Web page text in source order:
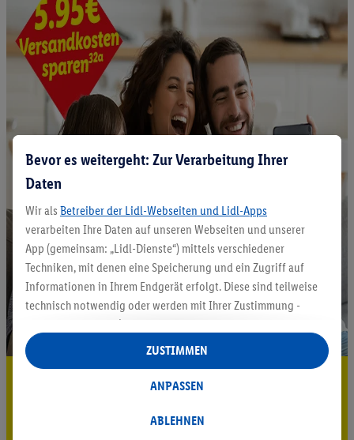
5.95 € Versand sparen³²ᵃ
Bevor es weitergeht: Zur Verarbeitung Ihrer
Daten
Wir als Betreiber der Lidl-Webseiten und Lidl-Apps
verarbeiten Ihre Daten auf unseren Webseiten und unserer
App (gemeinsam: „Lidl-Dienste“) mittels verschiedener
Techniken, mit denen eine Speicherung und ein Zugriff auf
Informationen in Ihrem Endgerät erfolgt. Diese sind teilweise
technisch notwendig oder werden mit Ihrer Zustimmung -
auch durch Partner (u.a.
Verantwortliche; im Zusammenhang mit dem IAB TCF
insgesamt
Statistik-Erstellung oder für personalisierte Werbung
Datenverarbeitungen für personalisierte Werbung werden
ABLEHNEN
ANPASSEN
ZUSTIMMEN